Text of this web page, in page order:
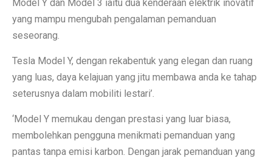
Model Y dan Model 3 iaitu dua kenderaan elektrik inovatif
yang mampu mengubah pengalaman pemanduan
seseorang.
Tesla Model Y, dengan rekabentuk yang elegan dan ruang
yang luas, daya kelajuan yang jitu membawa anda ke tahap
seterusnya dalam mobiliti lestari’.
‘Model Y memukau dengan prestasi yang luar biasa,
membolehkan pengguna menikmati pemanduan yang
pantas tanpa emisi karbon. Dengan jarak pemanduan yang